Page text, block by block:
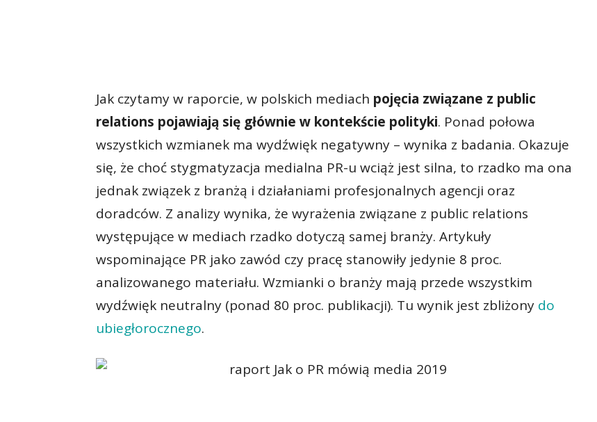
Jak czytamy w raporcie, w polskich mediach pojęcia związane z public
relations pojawiają się głównie w kontekście polityki. Ponad połowa
wszystkich wzmianek ma wydźwięk negatywny – wynika z badania. Okazuje
się, że choć stygmatyzacja medialna PR-u wciąż jest silna, to rzadko ma ona
jednak związek z branżą i działaniami profesjonalnych agencji oraz
doradców. Z analizy wynika, że wyrażenia związane z public relations
występujące w mediach rzadko dotyczą samej branży. Artykuły
wspominające PR jako zawód czy pracę stanowiły jedynie 8 proc.
analizowanego materiału. Wzmianki o branży mają przede wszystkim
wydźwięk neutralny (ponad 80 proc. publikacji). Tu wynik jest zbliżony do
ubiegłorocznego.